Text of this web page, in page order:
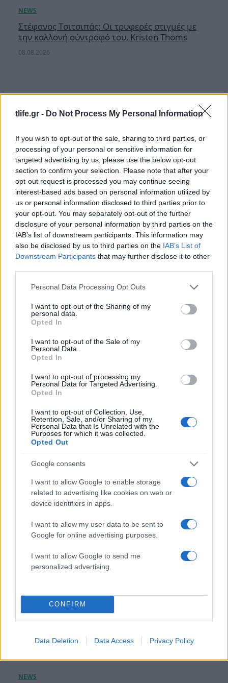
tlife.gr - Do Not Process My Personal Information
If you wish to opt-out of the sale, sharing to third parties, or
processing of your personal or sensitive information for
targeted advertising by us, please use the below opt-out
section to confirm your selection. Please note that after your
opt-out request is processed you may continue seeing
interest-based ads based on personal information utilized by
us or personal information disclosed to third parties prior to
your opt-out. You may separately opt-out of the further
disclosure of your personal information by third parties on the
IAB’s list of downstream participants. This information may
also be disclosed by us to third parties on the IAB’s List of
Downstream Participants that may further disclose it to other
Please note that this website/app uses one or more Google
not limited to your visit or usage behaviour. You may click to
grant or deny consent to Google and its third-party tags to
use your data for below specified purposes in below Google
consent section.
Personal Data Processing Opt Outs
I want to opt-out of the Sharing of my
personal data.
Opted In
I want to opt-out of the Sale of my
Personal Data.
Opted In
I want to opt-out of processing my
Personal Data for Targeted Advertising.
Opted In
I want to opt-out of Collection, Use,
Retention, Sale, and/or Sharing of my
Personal Data that Is Unrelated with the
Purposes for which it was collected.
Opted Out
Google consents
I want to allow Google to enable storage
related to advertising like cookies on web or
device identifiers in apps.
I want to allow my user data to be sent to
Google for online advertising purposes.
I want to allow Google to send me
personalized advertising.
CONFIRM
Data Deletion Data Access Privacy Policy
Στέφανος Τσιτσιπάς: Οι τρυφερές στιγμές με
την καλλονή σύντροφό του, Kristen Thoms
08.08.2026
Γιάννης Παπαμιχαήλ: Ξεκαθαρίζει τι εννοούσε
με την «απαγόρευση» της χρήσης φωτογραφιών
της Αλίκης Βουγιουκλάκη
Λίλα Μπακλέση: Η πρώτη φωτογραφία μέσα
από το μαιευτήριο μετά τη γέννηση του γιου
08.08.2026